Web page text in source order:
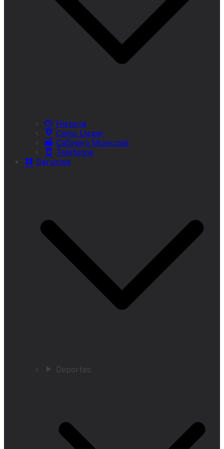
Historia
Cómo Llegar
Callejero Municipal
Teléfonos
Servicios
Deportes